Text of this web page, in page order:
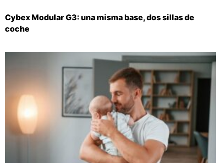
Cybex Modular G3: una misma base, dos sillas de
coche